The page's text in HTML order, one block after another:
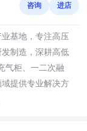
咨询 进店
基地，专注高压
制造，深耕高低
气柜、一二次融
提供专业解决方